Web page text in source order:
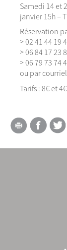
Samedi 14 et
janvier 15h –
Réservation
> 02 41 44 19
> 06 84 17 23
> 06 79 73 74
ou par
Tarifs : 8€ et